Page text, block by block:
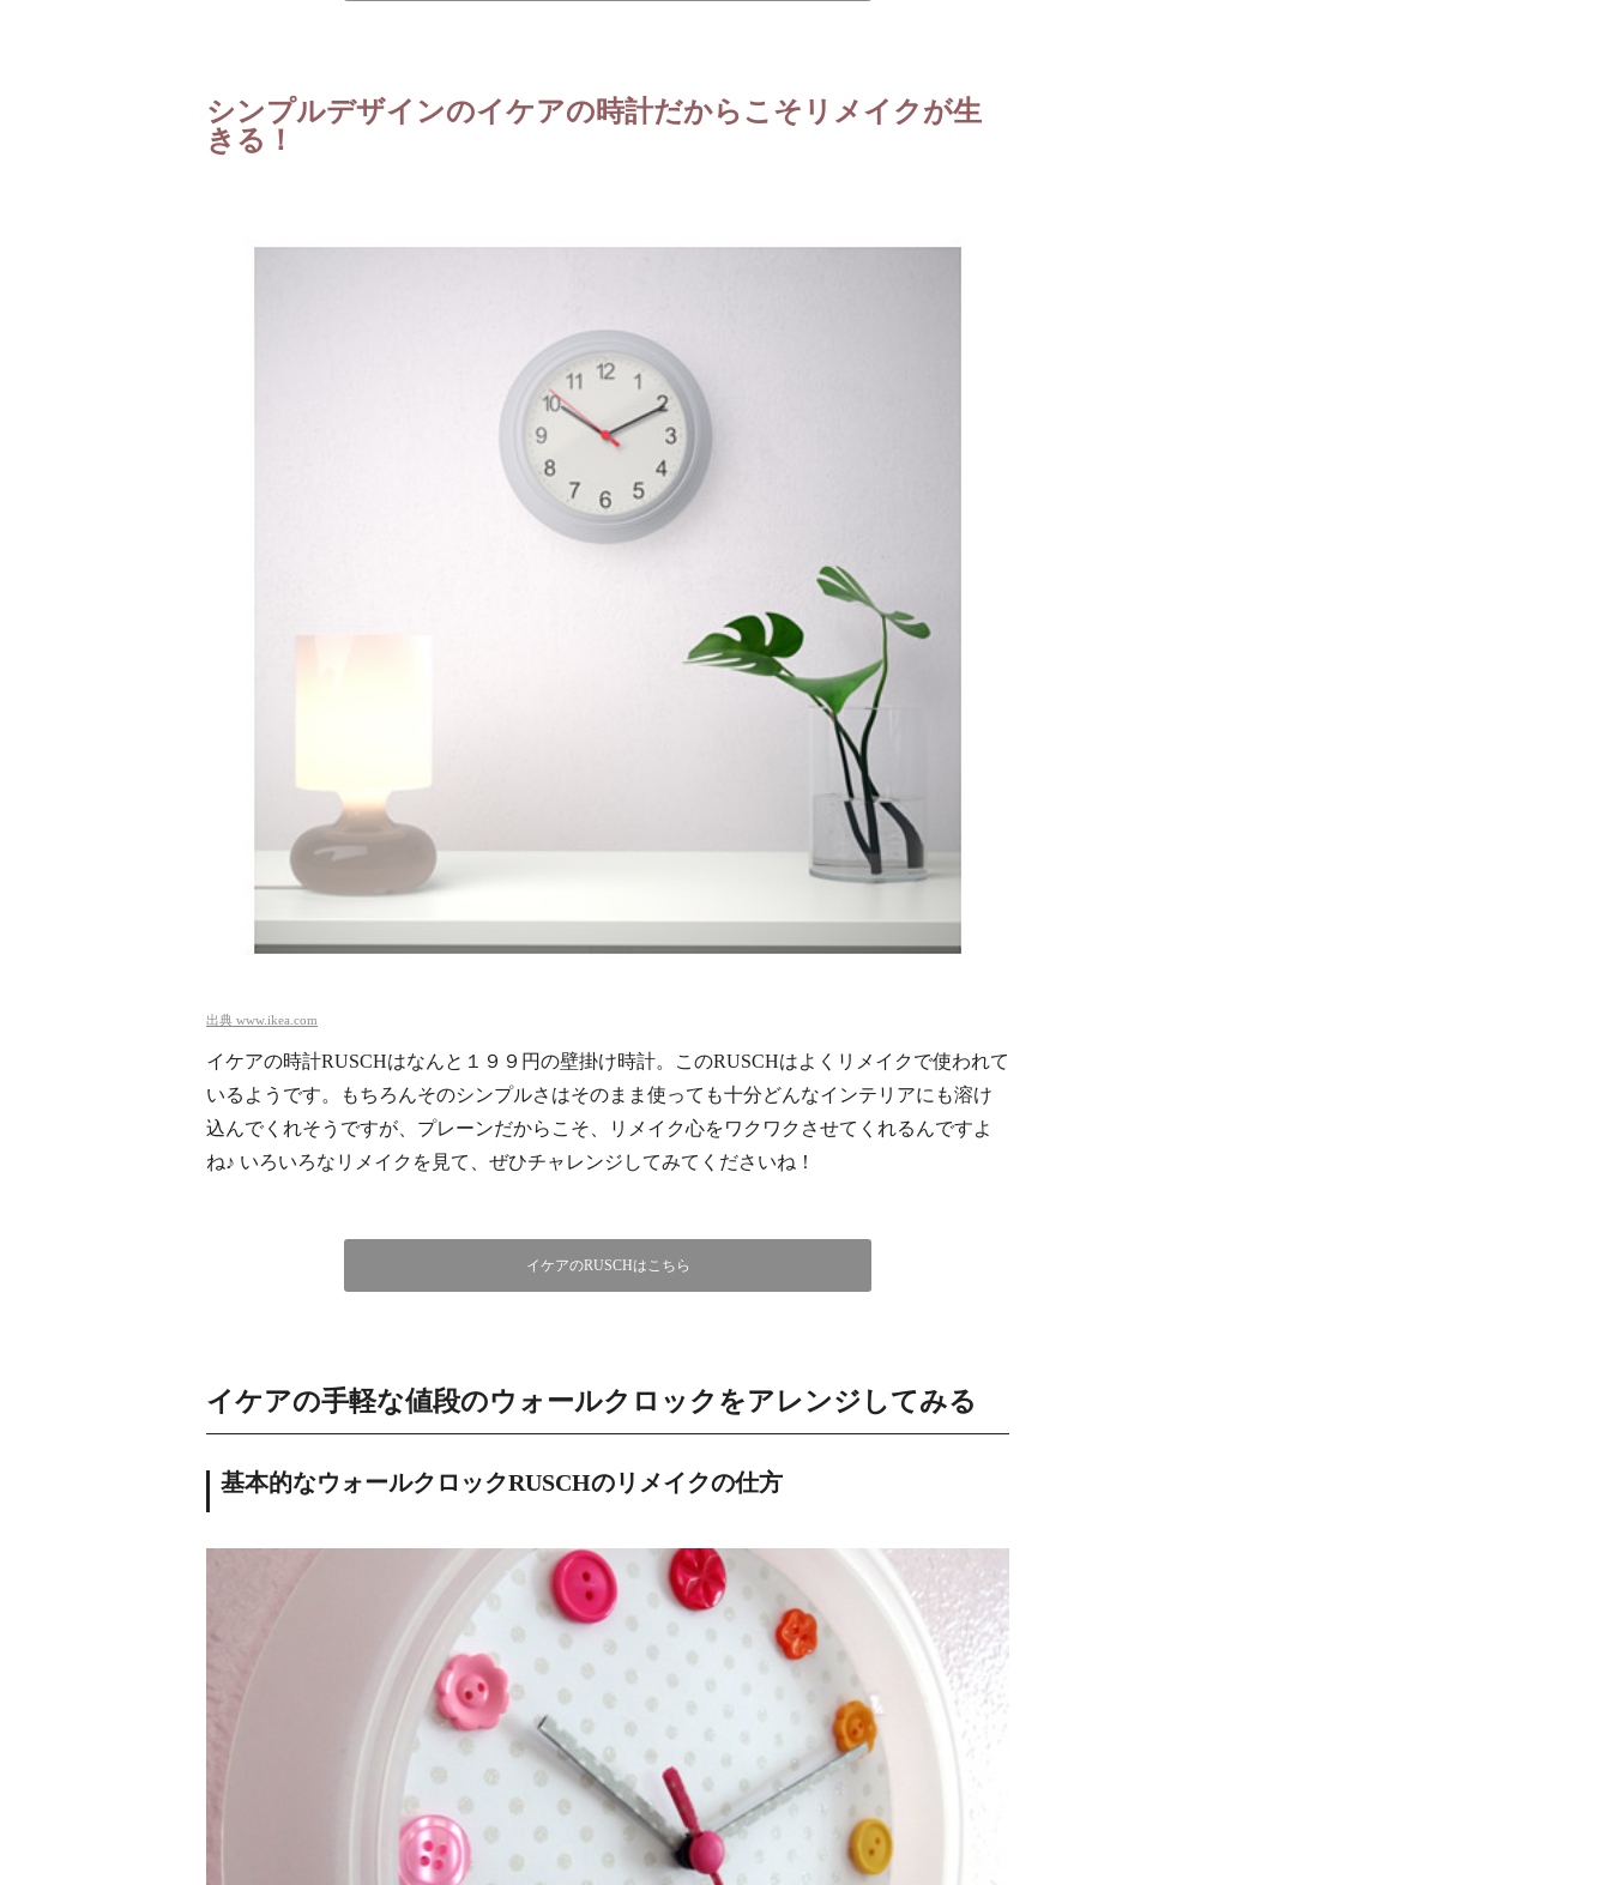
シンプルデザインのイケアの時計だからこそリメイクが生
きる！
出典 www.ikea.com
イケアの時計RUSCHはなんと１９９円の壁掛け時計。このRUSCHはよくリメイクで使われて
いるようです。もちろんそのシンプルさはそのまま使っても十分どんなインテリアにも溶け
込んでくれそうですが、プレーンだからこそ、リメイク心をワクワクさせてくれるんですよ
ね♪ いろいろなリメイクを見て、ぜひチャレンジしてみてくださいね！
イケアのRUSCHはこちら
イケアの手軽な値段のウォールクロックをアレンジしてみる
基本的なウォールクロックRUSCHのリメイクの仕方